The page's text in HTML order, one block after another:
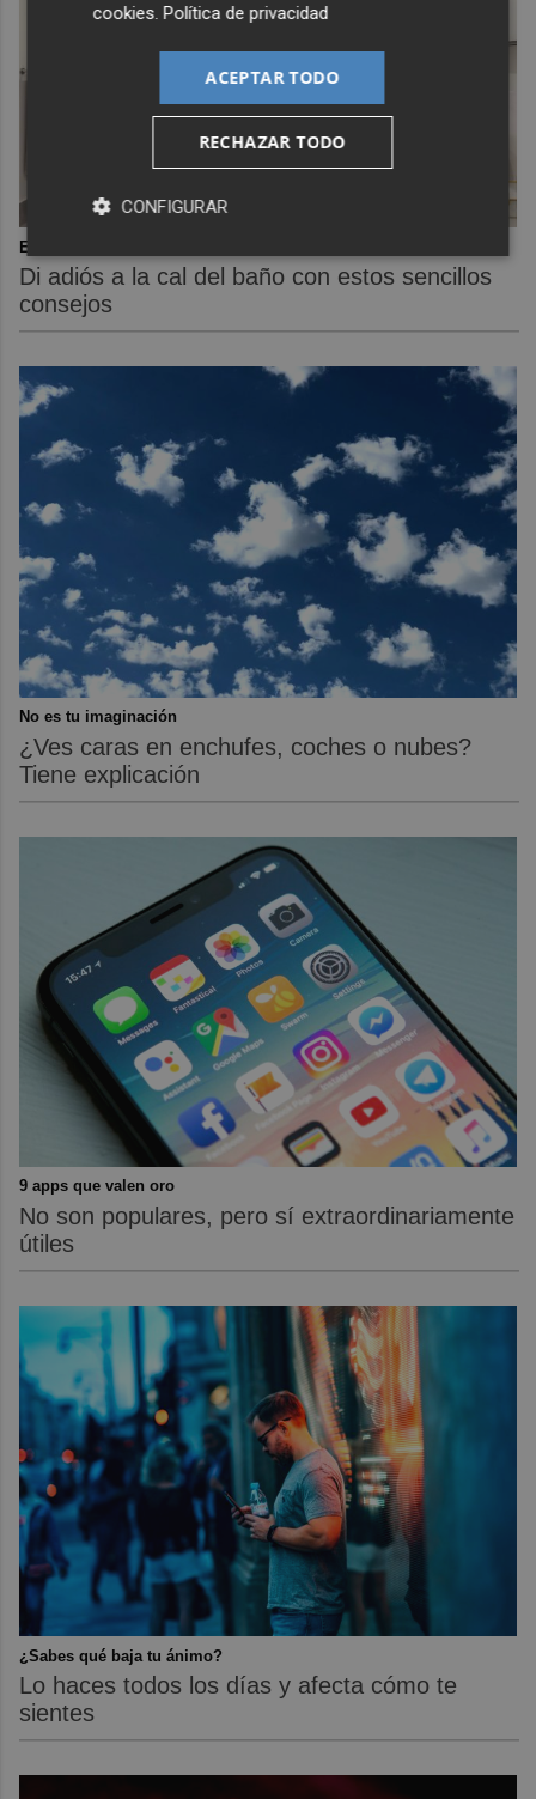
El truco contra la cal
Di adiós a la cal del baño con estos sencillos
consejos
No es tu imaginación
¿Ves caras en enchufes, coches o nubes?
Tiene explicación
9 apps que valen oro
No son populares, pero sí extraordinariamente
útiles
¿Sabes qué baja tu ánimo?
Lo haces todos los días y afecta cómo te
sientes
cookies .Política de privacidad
ACEPTAR TODO
RECHAZAR TODO
CONFIGURAR